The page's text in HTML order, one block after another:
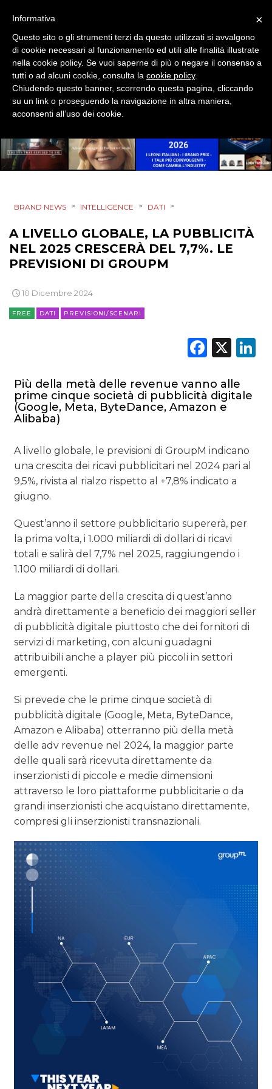
DATI
RICERCHE
NORMATIVE
OPINIONI
BRAND NEWS > INTELLIGENCE > DATI >
A LIVELLO GLOBALE, LA PUBBLICITÀ
NEL 2025 CRESCERÀ DEL 7,7%. LE
PREVISIONI DI GROUPM
10 Dicembre 2024
FREE DATI PREVISIONI/SCENARI
X
Più della metà delle revenue vanno alle
prime cinque società di pubblicità digitale
(Google, Meta, ByteDance, Amazon e
Alibaba)
A livello globale, le previsioni di GroupM indicano
una crescita dei ricavi pubblicitari nel 2024 pari al
9,5%, rivista al rialzo rispetto al +7,8% indicato a
giugno.
Quest’anno il settore pubblicitario supererà, per
la prima volta, i 1.000 miliardi di dollari di ricavi
totali e salirà del 7,7% nel 2025, raggiungendo i
1.100 miliardi di dollari.
La maggior parte della crescita di quest’anno
andrà direttamente a beneficio dei maggiori seller
di pubblicità digitale piuttosto che dei fornitori di
servizi di marketing, con alcuni guadagni
attribuibili anche a player più piccoli in settori
emergenti.
Si prevede che le prime cinque società di
pubblicità digitale (Google, Meta, ByteDance,
Amazon e Alibaba) otterranno più della metà
delle adv revenue nel 2024, la maggior parte
delle quali sarà ricevuta direttamente da
inserzionisti di piccole e medie dimensioni
attraverso le loro piattaforme pubblicitarie o da
grandi inserzionisti che acquistano direttamente,
compresi gli inserzionisti transnazionali.
×
Informativa
Questo sito o gli strumenti terzi da questo utilizzati si avvalgono
di cookie necessari al funzionamento ed utili alle finalità illustrate
nella cookie policy. Se vuoi saperne di più o negare il consenso a
tutti o ad alcuni cookie, consulta la cookie policy.
Chiudendo questo banner, scorrendo questa pagina, cliccando
su un link o proseguendo la navigazione in altra maniera,
acconsenti all’uso dei cookie.